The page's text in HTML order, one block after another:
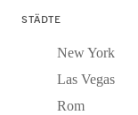
STÄDTE
New York
Las Vegas
Rom